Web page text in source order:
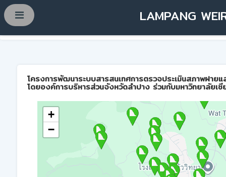
LAMPANG
โครงการพัฒนาระบบสารสนเทศการตรวจประเมินสภาพฝาย
โดยองค์การบริหารส่วนจังหวัดลำปาง ร่วมกับมหาวิทยาลัยเชี
+
−